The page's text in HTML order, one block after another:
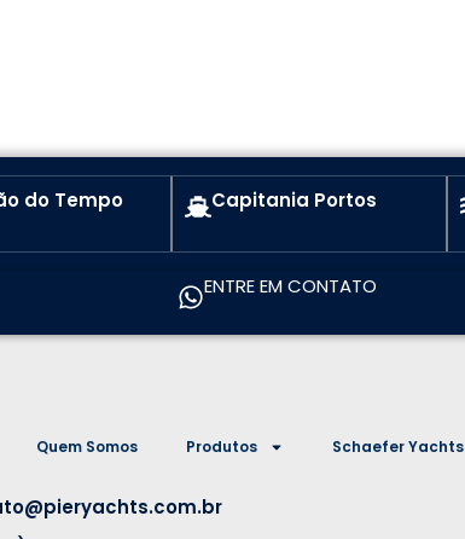
do Tempo Capitania Portos
ENTRE EM CONTATO
Quem Somos Produtos Schaefer Yachts